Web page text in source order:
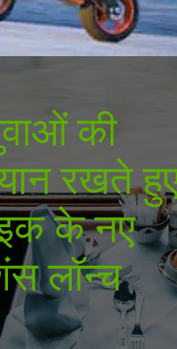
की
रखते
के नए
लॉन्च